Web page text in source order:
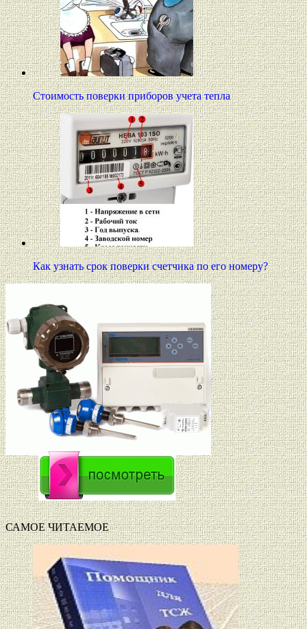
Стоимость поверки приборов учета тепла
Как узнать срок поверки счетчика по его номеру?
САМОЕ ЧИТАЕМОЕ